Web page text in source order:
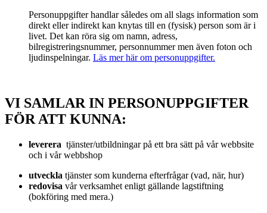
Personuppgifter handlar således om all slags information som
direkt eller indirekt kan knytas till en (fysisk) person som är i
livet. Det kan röra sig om namn, adress,
bilregistreringsnummer, personnummer men även foton och
ljudinspelningar. Läs mer här om personuppgifter.
VI SAMLAR IN PERSONUPPGIFTER
FÖR ATT KUNNA:
leverera tjänster/utbildningar på ett bra sätt på vår webbsite
och i vår webbshop
utveckla tjänster som kunderna efterfrågar (vad, när, hur)
redovisa vår verksamhet enligt gällande lagstiftning
(bokföring med mera.)